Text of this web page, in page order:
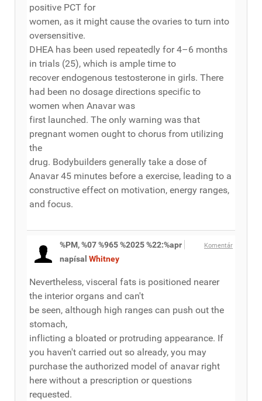
positive PCT for
women, as it might cause the ovaries to turn into
oversensitive.
DHEA has been used repeatedly for 4–6 months
in trials (25), which is ample time to
recover endogenous testosterone in girls. There
had been no dosage directions specific to
women when Anavar was
first launched. The only warning was that
pregnant women ought to chorus from utilizing
the
drug. Bodybuilders generally take a dose of
Anavar 45 minutes before a exercise, leading to a
constructive effect on motivation, energy ranges,
and focus.
Komentár
%PM, %07 %965 %2025 %22:%apr
napísal Whitney
Nevertheless, visceral fats is positioned nearer
the interior organs and can't
be seen, although high ranges can push out the
stomach,
inflicting a bloated or protruding appearance. If
you haven't carried out so already, you may
purchase the authorized model of anavar right
here without a prescription or questions
requested.